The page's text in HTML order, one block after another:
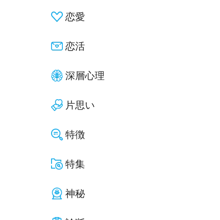
恋愛
恋活
深層心理
片思い
特徴
特集
神秘